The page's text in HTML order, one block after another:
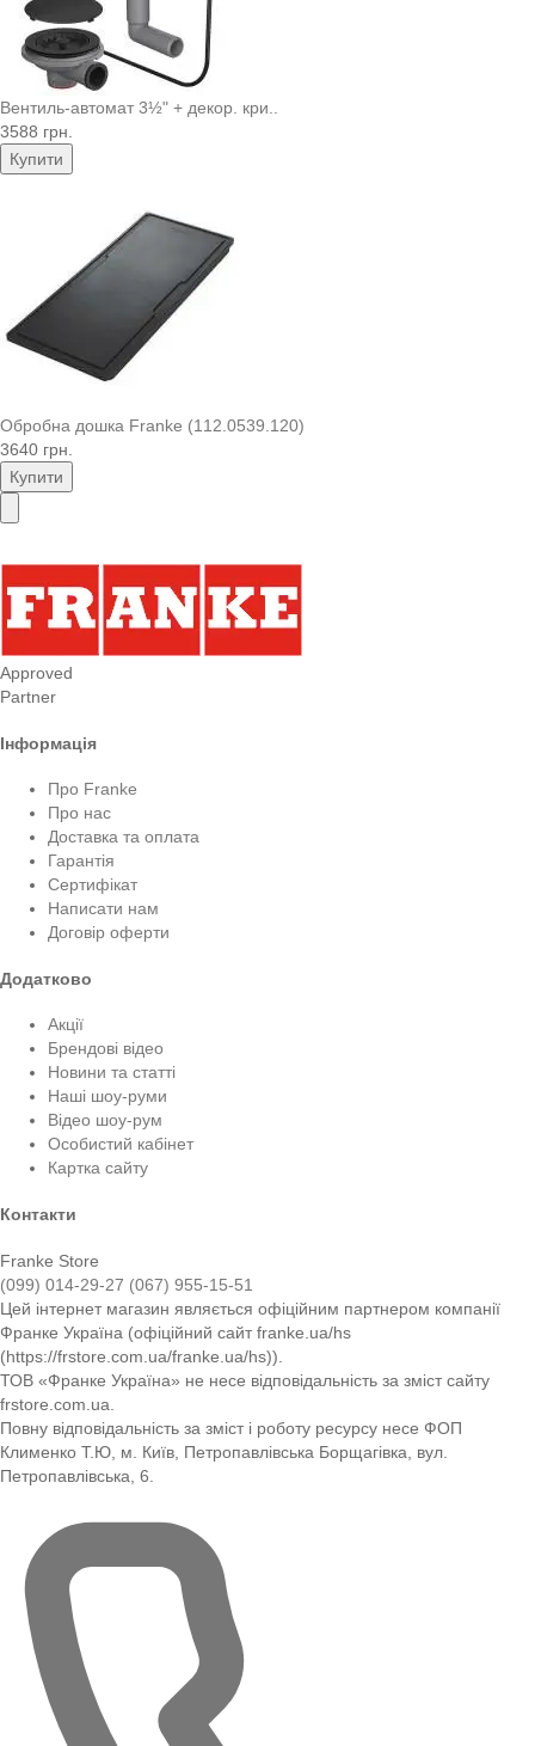
Вентиль-автомат 3½" + декор. кри..
3588 грн.
Купити
Обробна дошка Franke (112.0539.120)
3640 грн.
Купити
Approved
Partner
Інформація
Про Franke
Про нас
Доставка та оплата
Гарантія
Сертифікат
Написати нам
Договір оферти
Додатково
Акції
Брендові відео
Новини та статті
Наші шоу-руми
Відео шоу-рум
Особистий кабінет
Картка сайту
Контакти
Franke Store
(099) 014-29-27 (067) 955-15-51
Цей інтернет магазин являється офіційним партнером компанії
Франке Україна (офіційний сайт franke.ua/hs
(https://frstore.com.ua/franke.ua/hs)).
ТОВ «Франке Україна» не несе відповідальність за зміст сайту
frstore.com.ua.
Повну відповідальність за зміст і роботу ресурсу несе ФОП
Клименко Т.Ю, м. Київ, Петропавлівська Борщагівка, вул.
Петропавлівська, 6.